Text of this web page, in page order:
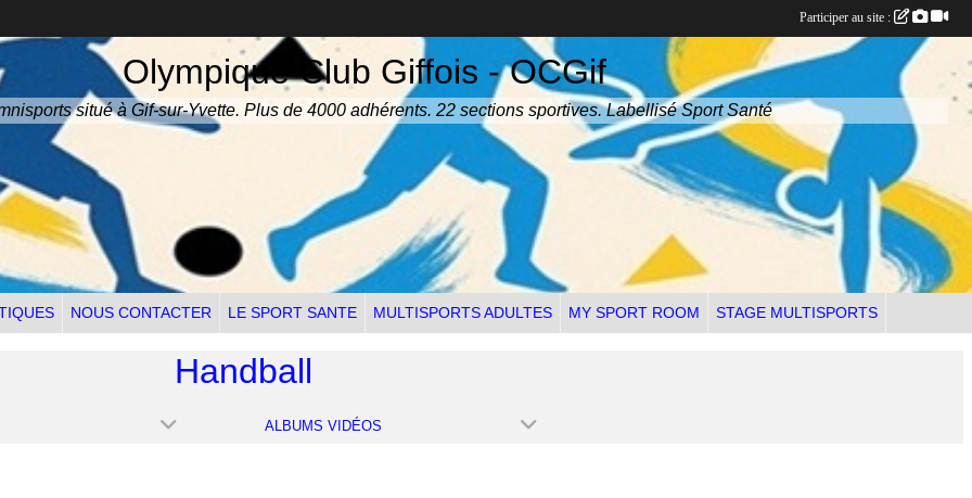
Olympique Club Giffois - OCGif
situé à Gif-sur-Yvette. Plus de 4000 adhérents. 22 sections sportives. Labellisé Sport Santé
NOUS CONTACTER LE SPORT SANTE MULTISPORTS ADULTES MY SPORT ROOM STAGE MULTISPORTS
Handball
ALBUMS VIDÉOS
Participer au site :